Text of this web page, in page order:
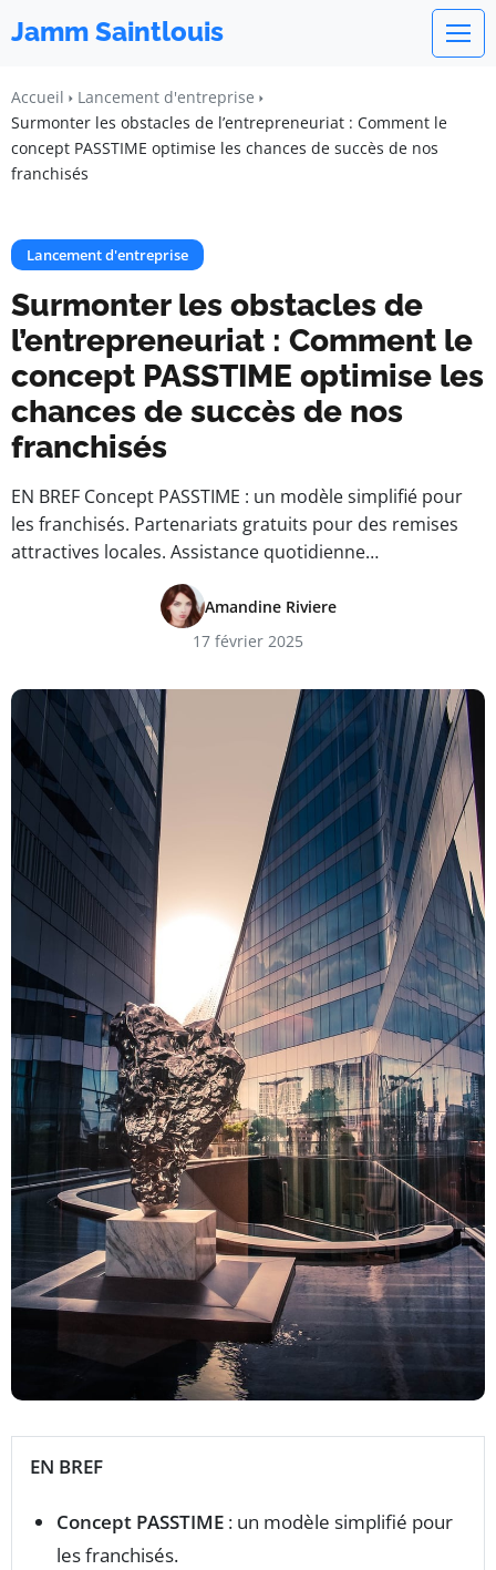
Jamm Saintlouis
Accueil
Lancement d'entreprise
Surmonter les obstacles de l’entrepreneuriat : Comment le
concept PASSTIME optimise les chances de succès de nos
franchisés
Lancement d'entreprise
Surmonter les obstacles de
l’entrepreneuriat : Comment le
concept PASSTIME optimise les
chances de succès de nos
franchisés
EN BREF Concept PASSTIME : un modèle simplifié pour
les franchisés. Partenariats gratuits pour des remises
attractives locales. Assistance quotidienne…
Amandine Riviere
17 février 2025
EN BREF
Concept PASSTIME : un modèle simplifié pour
les franchisés.